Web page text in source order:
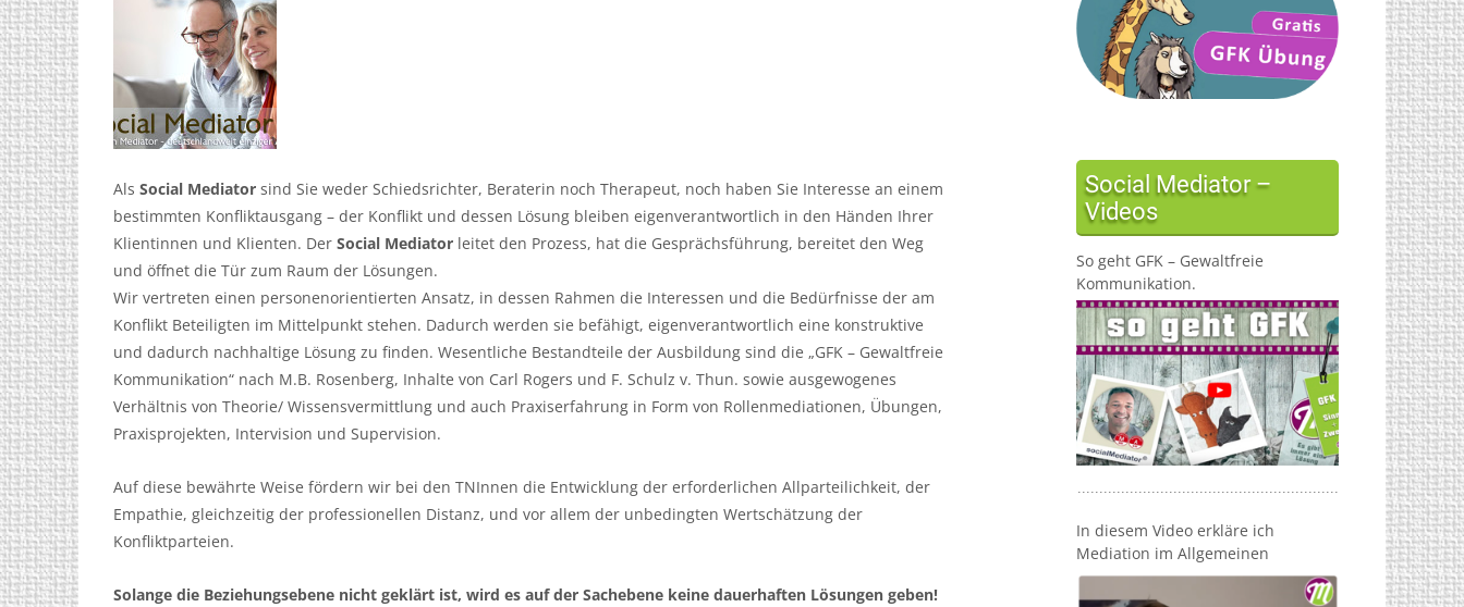
Als Social Mediator sind Sie weder Schiedsrichter, Beraterin noch Therapeut, noch haben Sie Interesse an einem
bestimmten Konfliktausgang – der Konflikt und dessen Lösung bleiben eigenverantwortlich in den Händen Ihrer
Klientinnen und Klienten. Der Social Mediator leitet den Prozess, hat die Gesprächsführung, bereitet den Weg
und öffnet die Tür zum Raum der Lösungen.
Wir vertreten einen personenorientierten Ansatz, in dessen Rahmen die Interessen und die Bedürfnisse der am
Konflikt Beteiligten im Mittelpunkt stehen. Dadurch werden sie befähigt, eigenverantwortlich eine konstruktive
und dadurch nachhaltige Lösung zu finden. Wesentliche Bestandteile der Ausbildung sind die „GFK – Gewaltfreie
Kommunikation“ nach M.B. Rosenberg, Inhalte von Carl Rogers und F. Schulz v. Thun. sowie ausgewogenes
Verhältnis von Theorie/ Wissensvermittlung und auch Praxiserfahrung in Form von Rollenmediationen, Übungen,
Praxisprojekten, Intervision und Supervision.
Auf diese bewährte Weise fördern wir bei den TNInnen die Entwicklung der erforderlichen Allparteilichkeit, der
Empathie, gleichzeitig der professionellen Distanz, und vor allem der unbedingten Wertschätzung der
Konfliktparteien.
Solange die Beziehungsebene nicht geklärt ist, wird es auf der Sachebene keine dauerhaften Lösungen geben!
Social Mediator –
Videos
So geht GFK – Gewaltfreie
Kommunikation.
In diesem Video erkläre ich
Mediation im Allgemeinen